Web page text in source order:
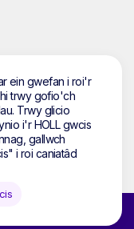
ein gwefan i roi'r
trwy gofio'ch
Trwy glicio
i'r HOLL gwcis
gallwch
i roi caniatâd